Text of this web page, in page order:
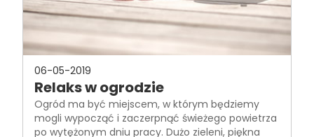
06-05-2019
Relaks w ogrodzie
Ogród ma być miejscem, w którym będziemy
mogli wypocząć i zaczerpnąć świeżego powietrza
po wytężonym dniu pracy. Dużo zieleni, piękna